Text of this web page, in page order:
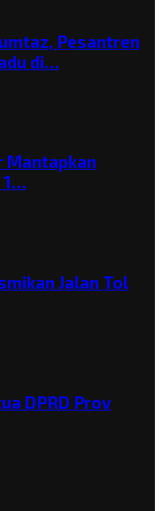
Pesantren
di…
Mantapkan
1…
Jalan Tol
DPRD Prov